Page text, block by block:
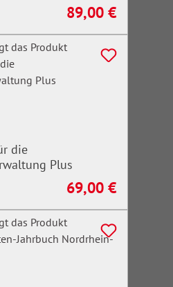
Regulärer Preis:
89,00 €
die
Plus
Regulärer Preis:
69,00 €